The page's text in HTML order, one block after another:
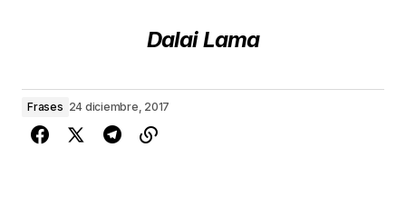
Dalai Lama
Frases 24 diciembre, 2017